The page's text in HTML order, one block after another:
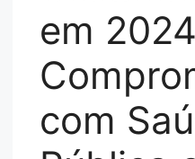
em
com